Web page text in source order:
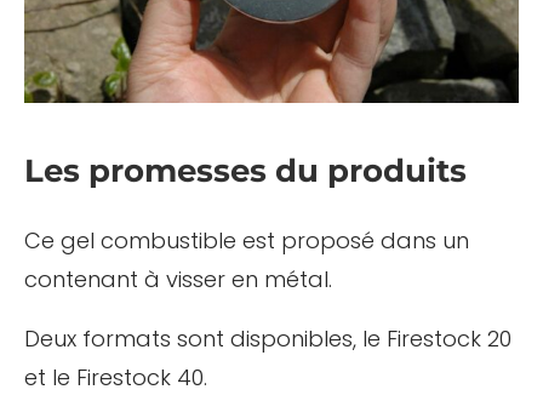
Les promesses du produits
Ce gel combustible est proposé dans un
contenant à visser en métal.
Deux formats sont disponibles, le Firestock 20
et le Firestock 40.